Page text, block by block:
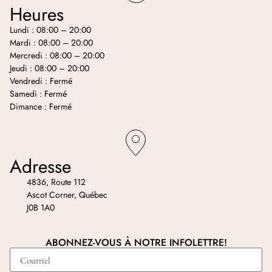
Heures
Lundi : 08:00 – 20:00
Mardi : 08:00 – 20:00
Mercredi : 08:00 – 20:00
Jeudi : 08:00 – 20:00
Vendredi : Fermé
Samedi : Fermé
Dimance : Fermé
Adresse
4836, Route 112
Ascot Corner, Québec
J0B 1A0
ABONNEZ-VOUS À NOTRE INFOLETTRE!